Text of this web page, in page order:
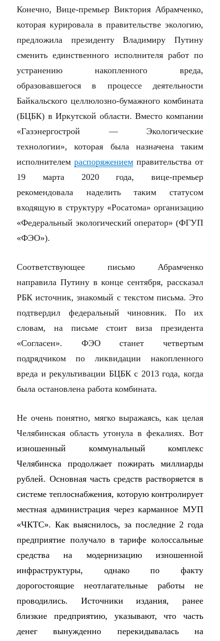
Конечно, Вице-премьер Виктория Абрамченко,
которая курировала в правительстве экологию,
предложила президенту Владимиру Путину
сменить единственного исполнителя работ по
устранению накопленного вреда,
образовавшегося в процессе деятельности
Байкальского целлюлозно-бумажного комбината
(БЦБК) в Иркутской области. Вместо компании
«Газэнергострой — Экологические
технологии», которая была назначена таким
исполнителемраспоряжением правительства от
19 марта 2020 года, вице-премьер
рекомендовала наделить таким статусом
входящую в структуру «Росатома» организацию
«Федеральный экологический оператор» (ФГУП
«ФЭО»).
Соответствующее письмо Абрамченко
направила Путину в конце сентября, рассказал
РБК источник, знакомый с текстом письма. Это
подтвердил федеральный чиновник. По их
словам, на письме стоит виза президента
«Согласен». ФЭО станет четвертым
подрядчиком по ликвидации накопленного
вреда и рекультивации БЦБК с 2013 года, когда
была остановлена работа комбината.
Не очень понятно, мягко выражаясь, как целая
Челябинская область утонула в фекалиях. Вот
изношенный коммунальный комплекс
Челябинска продолжает пожирать миллиарды
рублей. Основная часть средств растворяется в
системе теплоснабжения, которую контролирует
местная администрация через карманное МУП
«ЧКТС». Как выяснилось, за последние 2 года
предприятие получало в тарифе колоссальные
средства на модернизацию изношенной
инфраструктуры, однако по факту
дорогостоящие неотлагательные работы не
проводились. Источники издания, ранее
близкие предприятию, указывают, что часть
денег вынужденно перекидывалась на